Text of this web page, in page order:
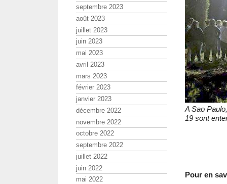
A Sao
19 sont
Pour en
septembre 2023
août 2023
juillet 2023
juin 2023
mai 2023
avril 2023
mars 2023
février 2023
janvier 2023
décembre 2022
novembre 2022
octobre 2022
septembre 2022
juillet 2022
juin 2022
mai 2022